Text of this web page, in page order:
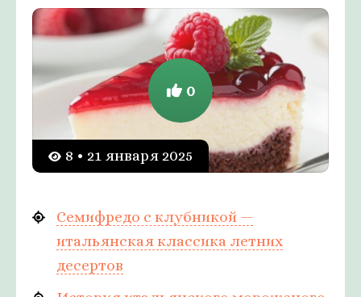
8 • 21 января 2025
0
Семифредо с клубникой —
итальянская классика летних
десертов